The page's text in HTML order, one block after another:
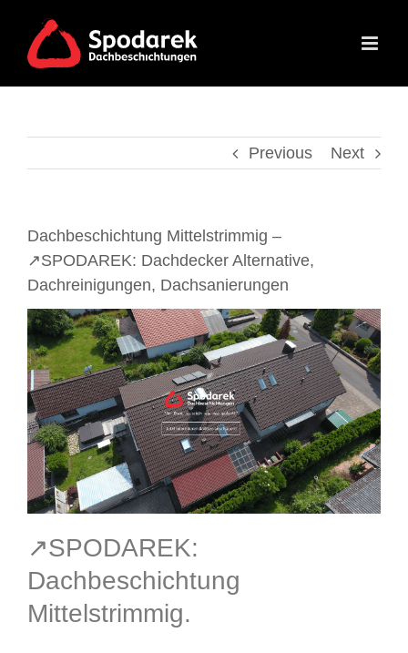
content
Previous Next
Dachbeschichtung Mittelstrimmig –
↗️SPODAREK: Dachdecker Alternative,
Dachreinigungen, Dachsanierungen
↗️SPODAREK:
Dachbeschichtung
Mittelstrimmig.